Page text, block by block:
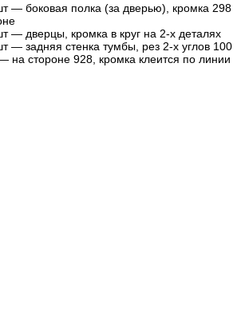
— боковая полка (за дверью), кромка 298
— дверцы, кромка в круг на 2-х деталях
— задняя стенка тумбы, рез 2-х углов 100
на стороне 928, кромка клеится по линии